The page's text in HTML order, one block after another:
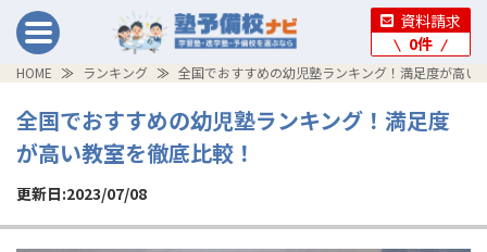
資料請求
0件
HOME ランキング 全国でおすすめの幼児塾ランキング！満足度が高い
全国でおすすめの幼児塾ランキング！満足度
が高い教室を徹底比較！
更新日:2023/07/08